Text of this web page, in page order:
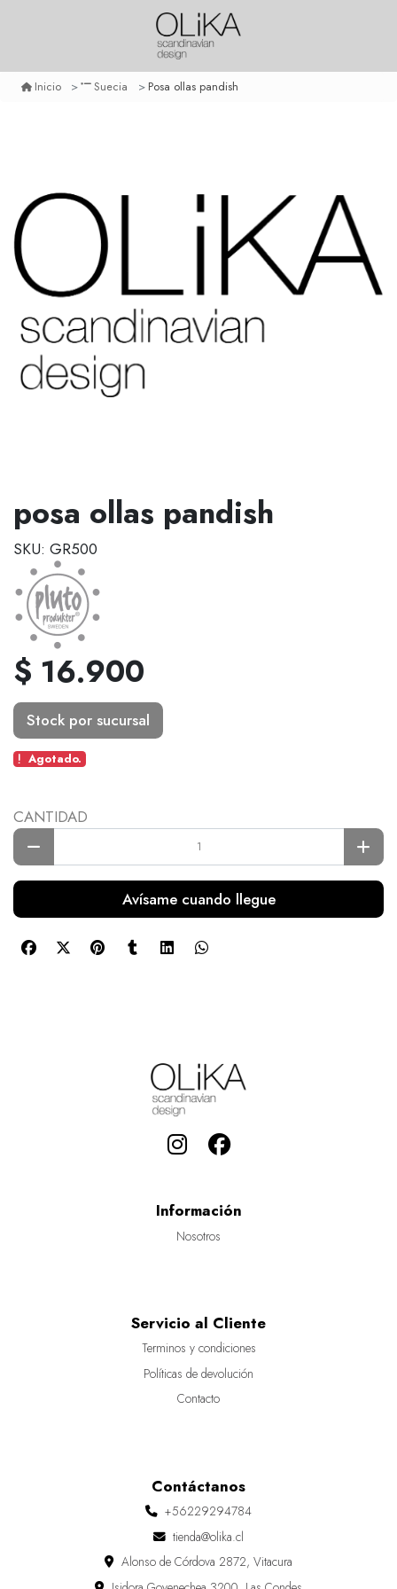
Inicio Suecia Posa ollas pandish
posa ollas pandish
SKU: GR500
$ 16.900
Stock por sucursal
Agotado.
CANTIDAD
Avísame cuando llegue
Información
Nosotros
Servicio al Cliente
Terminos y condiciones
Políticas de devolución
Contacto
Contáctanos
+56229294784
tienda@olika.cl
Alonso de Córdova 2872, Vitacura